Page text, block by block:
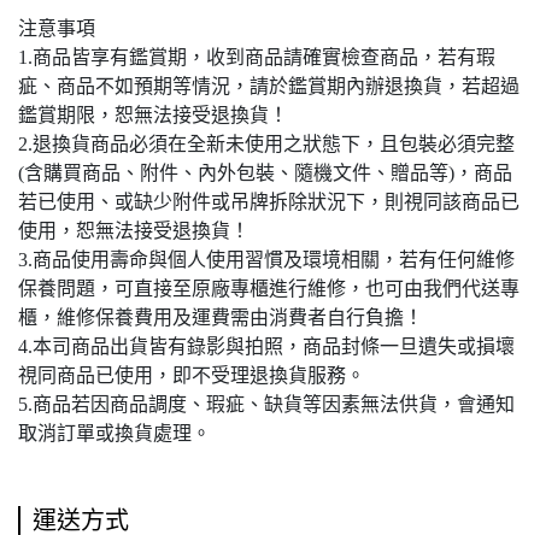
注意事項
1.商品皆享有鑑賞期，收到商品請確實檢查商品，若有瑕
疵、商品不如預期等情況，請於鑑賞期內辦退換貨，若超過
鑑賞期限，恕無法接受退換貨！
2.退換貨商品必須在全新未使用之狀態下，且包裝必須完整
(含購買商品、附件、內外包裝、隨機文件、贈品等)，商品
若已使用、或缺少附件或吊牌拆除狀況下，則視同該商品已
使用，恕無法接受退換貨！
3.商品使用壽命與個人使用習慣及環境相關，若有任何維修
保養問題，可直接至原廠專櫃進行維修，也可由我們代送專
櫃，維修保養費用及運費需由消費者自行負擔！
4.本司商品出貨皆有錄影與拍照，商品封條一旦遺失或損壞
視同商品已使用，即不受理退換貨服務。
5.商品若因商品調度、瑕疵、缺貨等因素無法供貨，會通知
取消訂單或換貨處理。
運送方式